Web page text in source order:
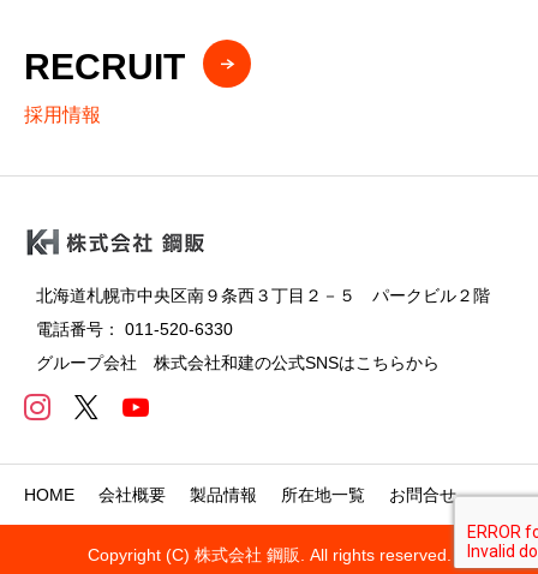
RECRUIT
採用情報
北海道札幌市中央区南９条西３丁目２－５ パークビル２階
電話番号： 011-520-6330
グループ会社 株式会社和建の公式SNSはこちらから
HOME 会社概要 製品情報 所在地一覧 お問合せ
Copyright (C) 株式会社 鋼販. All rights reserved.